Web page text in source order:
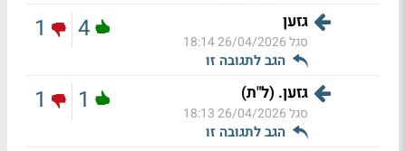
גזען
סגל26/04/2026 18:14
הגב לתגובה זו
4
1
גזען. (ל"ת)
סגל26/04/2026 18:13
הגב לתגובה זו
1
1